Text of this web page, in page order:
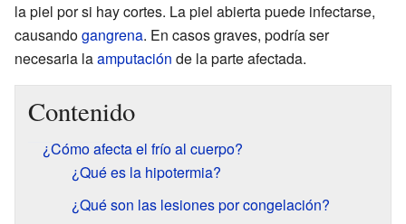
la piel por si hay cortes. La piel abierta puede infectarse,
causandogangrena. En casos graves, podría ser
necesaria laamputación de la parte afectada.
Contenido
¿Cómo afecta el frío al cuerpo?
¿Qué es la hipotermia?
¿Qué son las lesiones por congelación?